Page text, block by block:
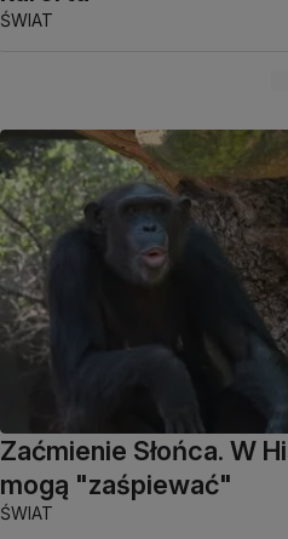
ŚWIAT
Zaćmienie Słońca. W
mogą "zaśpiewać"
ŚWIAT